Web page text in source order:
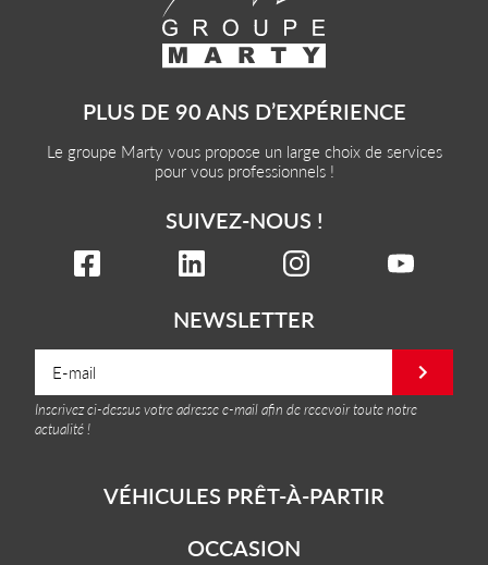
PLUS DE 90 ANS D’EXPÉRIENCE
Le groupe Marty vous propose un large choix de services
pour vous professionnels !
SUIVEZ-NOUS !
NEWSLETTER
Inscrivez ci-dessus votre adresse e-mail afin de recevoir toute notre
actualité !
VÉHICULES PRÊT-À-PARTIR
OCCASION